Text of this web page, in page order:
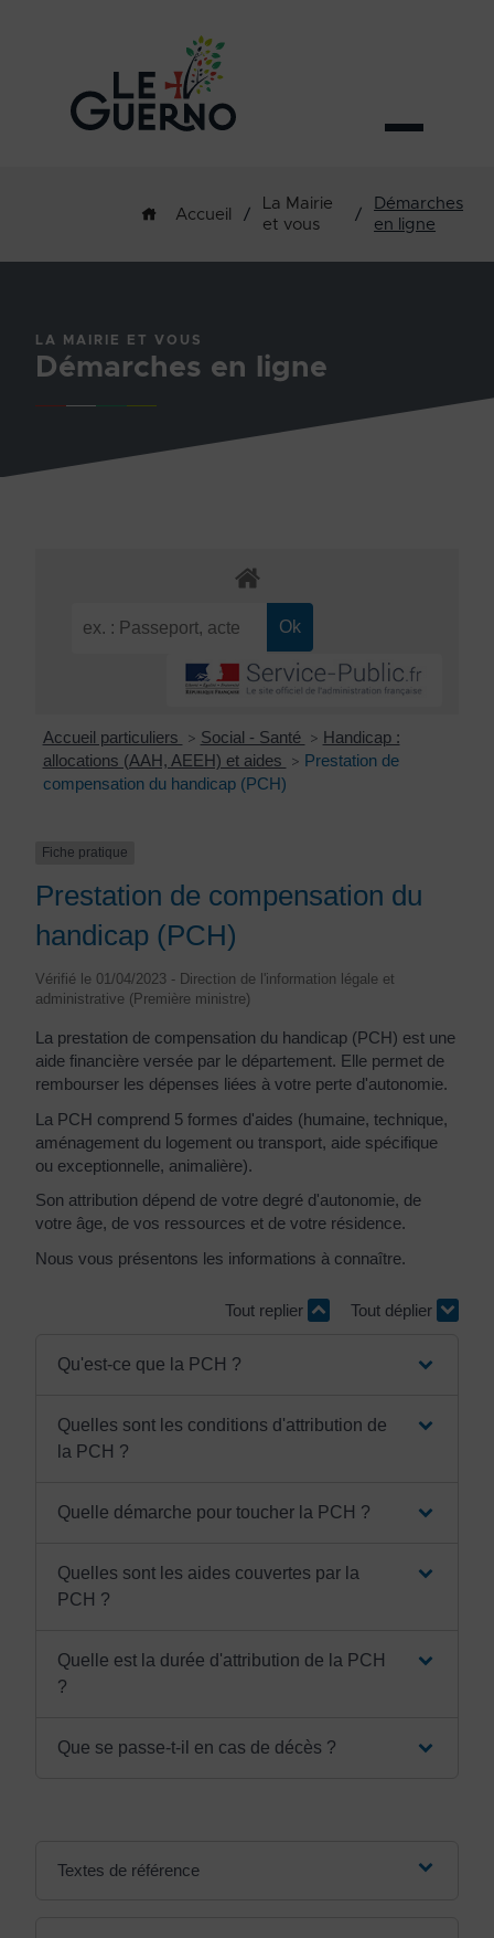
Accueil /
La Mairie
et vous
/
Démarches
en ligne
LA MAIRIE ET VOUS
Démarches en ligne
Accueil particuliers > Social - Santé >
Handicap :
allocations (AAH, AEEH) et aides
> Prestation de
compensation du handicap (PCH)
Fiche pratique
Prestation de compensation du
handicap (PCH)
Vérifié le 01/04/2023 - Direction de l'information légale et
administrative (Première ministre)
La prestation de compensation du handicap (PCH) est une
aide financière versée par le département. Elle permet de
rembourser les dépenses liées à votre perte d'autonomie.
La PCH comprend 5 formes d'aides (humaine, technique,
aménagement du logement ou transport, aide spécifique
ou exceptionnelle, animalière).
Son attribution dépend de votre degré d'autonomie, de
votre âge, de vos ressources et de votre résidence.
Nous vous présentons les informations à connaître.
Tout replier Tout déplier
Qu'est-ce que la PCH ?
Quelles sont les conditions d'attribution de
la PCH ?
Quelle démarche pour toucher la PCH ?
Quelles sont les aides couvertes par la
PCH ?
Quelle est la durée d'attribution de la PCH
?
Que se passe-t-il en cas de décès ?
Textes de référence